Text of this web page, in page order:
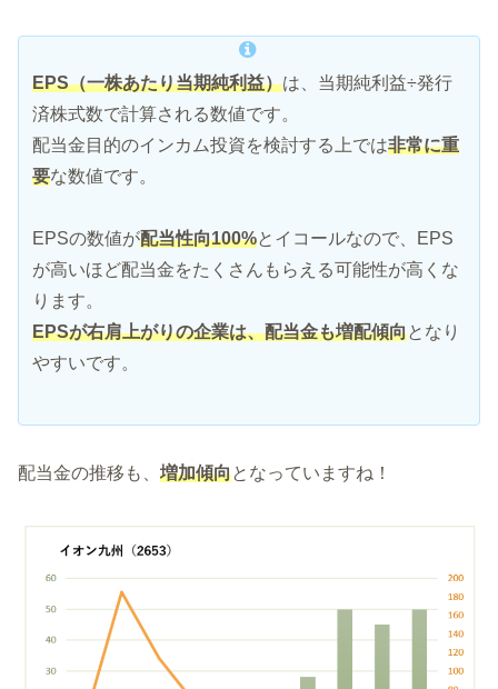
EPS（一株あたり当期純利益）は、当期純利益÷発行
済株式数で計算される数値です。
配当金目的のインカム投資を検討する上では非常に重
要な数値です。
EPSの数値が配当性向100%とイコールなので、EPS
が高いほど配当金をたくさんもらえる可能性が高くな
ります。
EPSが右肩上がりの企業は、配当金も増配傾向となり
やすいです。
配当金の推移も、 増加傾向となっていますね！